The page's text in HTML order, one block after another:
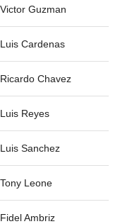
Victor Guzman
Luis Cardenas
Ricardo Chavez
Luis Reyes
Luis Sanchez
Tony Leone
Fidel Ambriz